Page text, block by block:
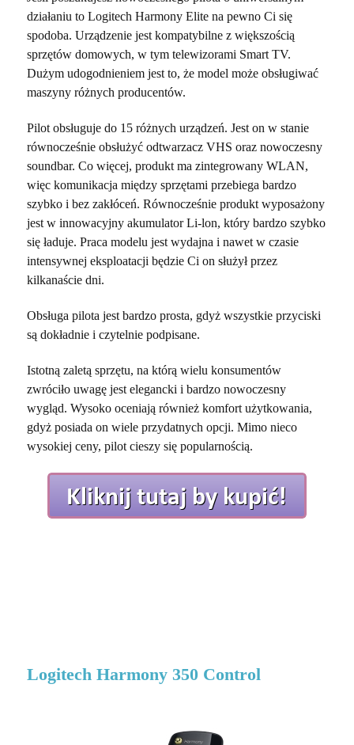
działaniu to Logitech Harmony Elite na pewno Ci się
spodoba. Urządzenie jest kompatybilne z większością
sprzętów domowych, w tym telewizorami Smart TV.
Dużym udogodnieniem jest to, że model może obsługiwać
maszyny różnych producentów.
Pilot obsługuje do 15 różnych urządzeń. Jest on w stanie
równocześnie obsłużyć odtwarzacz VHS oraz nowoczesny
soundbar. Co więcej, produkt ma zintegrowany WLAN,
więc komunikacja między sprzętami przebiega bardzo
szybko i bez zakłóceń. Równocześnie produkt wyposażony
jest w innowacyjny akumulator Li-lon, który bardzo szybko
się ładuje. Praca modelu jest wydajna i nawet w czasie
intensywnej eksploatacji będzie Ci on służył przez
kilkanaście dni.
Obsługa pilota jest bardzo prosta, gdyż wszystkie przyciski
są dokładnie i czytelnie podpisane.
Istotną zaletą sprzętu, na którą wielu konsumentów
zwróciło uwagę jest elegancki i bardzo nowoczesny
wygląd. Wysoko oceniają również komfort użytkowania,
gdyż posiada on wiele przydatnych opcji. Mimo nieco
wysokiej ceny, pilot cieszy się popularnością.
Logitech Harmony 350 Control